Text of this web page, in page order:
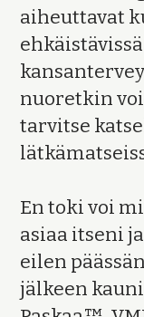
aiheuttavat
nuoretkin
tarvitse
En toki voi
asiaa itseni
eilen
jälkeen